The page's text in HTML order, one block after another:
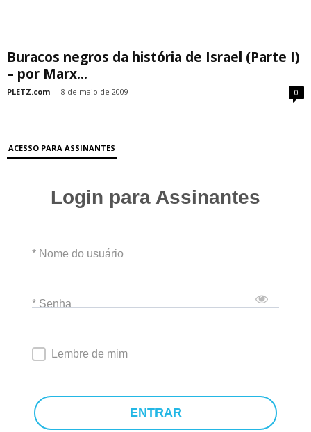
Buracos negros da história de Israel (Parte I)
– por Marx...
PLETZ.com - 8 de maio de 2009 0
ACESSO PARA ASSINANTES
Login para Assinantes
* Nome do usuário
* Senha
Lembre de mim
ENTRAR